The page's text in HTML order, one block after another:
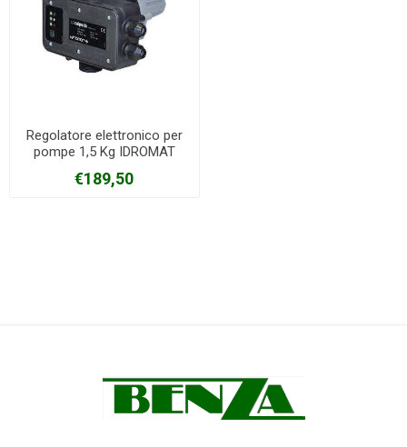
Regolatore elettronico per
pompe 1,5 Kg IDROMAT
€189,50